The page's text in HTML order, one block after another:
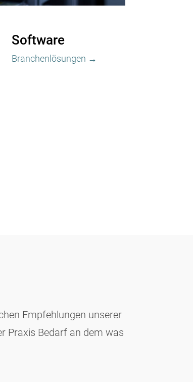
Software
Branchenlösungen →
Empfehlungen unserer
Praxis Bedarf an dem was